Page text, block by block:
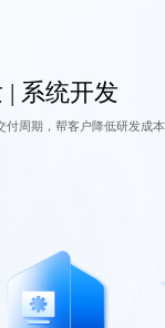
| 系统开发
周期，帮客户降低研发成